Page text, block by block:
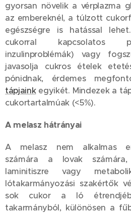
gyorsan növelik a vérplazma
az embereknél, a túlzott
egészségre is hatással
cukorral kapcsolatos
inzulinproblémák) vagy
javasolja cukros ételek
pónidnak, érdemes
tápjainkegyikét. Mindezek a
cukortartalmúak (<5%).
A melasz hátrányai
A melasz nem alkalmas
számára a lovak
laminitiszre vagy
lótakarmányozási szakértők
sok cukor a ló
takarmányból, különösen a